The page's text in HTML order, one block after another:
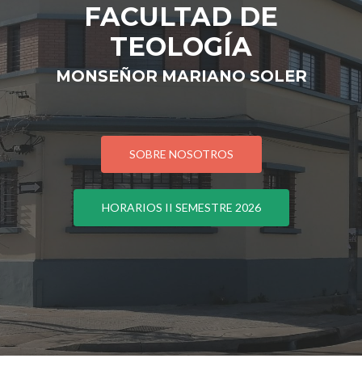
FACULTAD DE
TEOLOGÍA
MONSEÑOR MARIANO SOLER
SOBRE NOSOTROS
HORARIOS II SEMESTRE 2026